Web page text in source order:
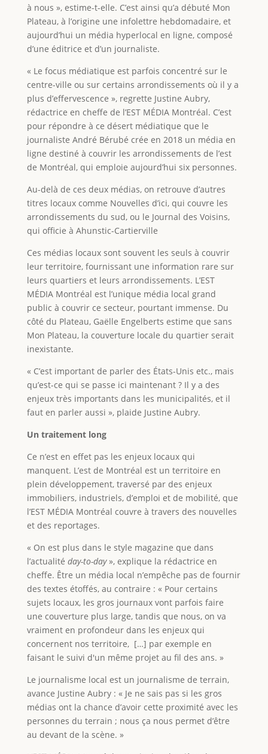
à nous », estime-t-elle. C’est ainsi qu’a débuté Mon
Plateau, à l’origine une infolettre hebdomadaire, et
aujourd’hui un média hyperlocal en ligne, composé
d’une éditrice et d’un journaliste.
« Le focus médiatique est parfois concentré sur le
centre-ville ou sur certains arrondissements où il y a
plus d’effervescence », regrette Justine Aubry,
rédactrice en cheffe de l’EST MÉDIA Montréal. C’est
pour répondre à ce désert médiatique que le
journaliste André Bérubé crée en 2018 un média en
ligne destiné à couvrir les arrondissements de l’est
de Montréal, qui emploie aujourd’hui six personnes.
Au-delà de ces deux médias, on retrouve d’autres
titres locaux comme Nouvelles d’ici, qui couvre les
arrondissements du sud, ou le Journal des Voisins,
qui officie à Ahunstic-Cartierville
Ces médias locaux sont souvent les seuls à couvrir
leur territoire, fournissant une information rare sur
leurs quartiers et leurs arrondissements. L’EST
MÉDIA Montréal est l’unique média local grand
public à couvrir ce secteur, pourtant immense. Du
côté du Plateau, Gaëlle Engelberts estime que sans
Mon Plateau, la couverture locale du quartier serait
inexistante.
« C’est important de parler des États-Unis etc., mais
qu’est-ce qui se passe ici maintenant ? Il y a des
enjeux très importants dans les municipalités, et il
faut en parler aussi », plaide Justine Aubry.
Un traitement long
Ce n’est en effet pas les enjeux locaux qui
manquent. L’est de Montréal est un territoire en
plein développement, traversé par des enjeux
immobiliers, industriels, d’emploi et de mobilité, que
l’EST MÉDIA Montréal couvre à travers des nouvelles
et des reportages.
« On est plus dans le style magazine que dans
l’actualité day-to-day», explique la rédactrice en
cheffe. Être un média local n’empêche pas de fournir
des textes étoffés, au contraire : « Pour certains
sujets locaux, les gros journaux vont parfois faire
une couverture plus large, tandis que nous, on va
vraiment en profondeur dans les enjeux qui
concernent nos territoire, […] par exemple en
faisant le suivi d'un même projet au fil des ans. »
Le journalisme local est un journalisme de terrain,
avance Justine Aubry : « Je ne sais pas si les gros
médias ont la chance d’avoir cette proximité avec les
personnes du terrain ; nous ça nous permet d’être
au devant de la scène. »